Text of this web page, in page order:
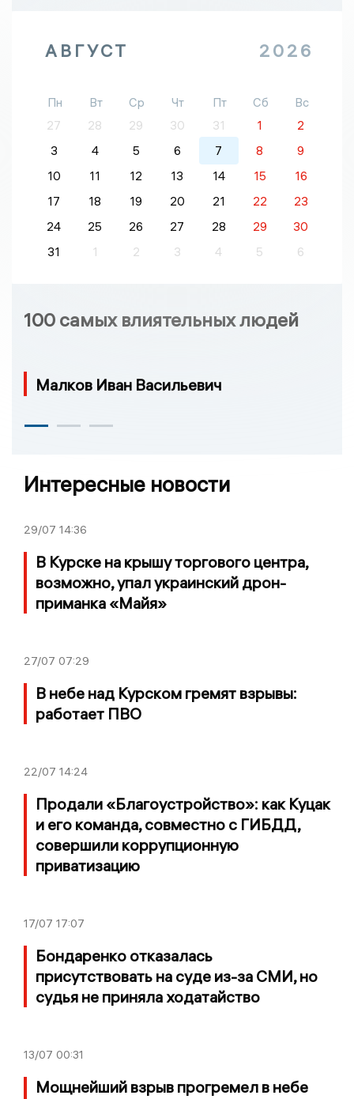
АВГУСТ 2026
Пн Вт Ср Чт Пт Сб
Вс
27
28 29 30 31 1
2
3
4 5 6 7 8
9
10
11 12 13 14 15
16
17
18 19 20 21 22
23
24
25 26 27 28 29
30
31
1 2 3 4 5 6
100 самых влиятельных людей
Малков Иван Васильевич
Интересные новости
29/07 14:36
В Курске на крышу торгового центра,
возможно, упал украинский дрон-
приманка «Майя»
27/07 07:29
В небе над Курском гремят взрывы:
работает ПВО
22/07 14:24
Продали «Благоустройство»: как Куцак
и его команда, совместно с ГИБДД,
совершили коррупционную
приватизацию
17/07 17:07
Бондаренко отказалась
присутствовать на суде из-за СМИ, но
судья не приняла ходатайство
13/07 00:31
Мощнейший взрыв прогремел в небе